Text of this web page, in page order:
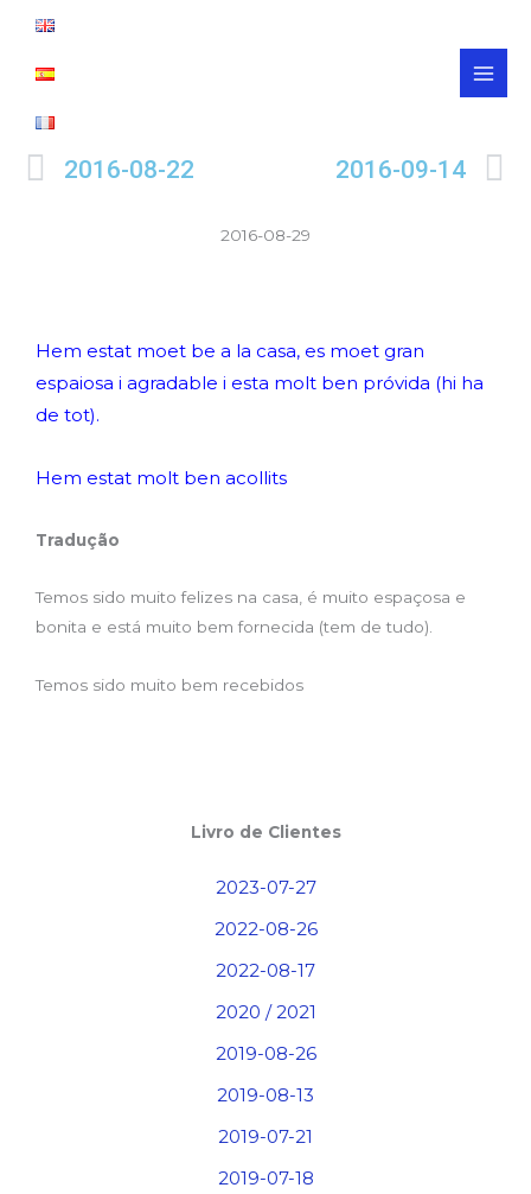
content
Prev
2016-08-22 2016-09-14
2016-08-29
Hem estat moet be a la casa, es moet gran
espaiosa i agradable i esta molt ben próvida (hi ha
de tot).
Hem estat molt ben acollits
Tradução
Temos sido muito felizes na casa, é muito espaçosa e
bonita e está muito bem fornecida (tem de tudo).
Temos sido muito bem recebidos
Livro de Clientes
2023-07-27
2022-08-26
2022-08-17
2020 / 2021
2019-08-26
2019-08-13
2019-07-21
2019-07-18